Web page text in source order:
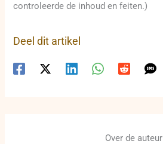
controleerde de inhoud en feiten.)
Deel dit artikel
Over de auteur